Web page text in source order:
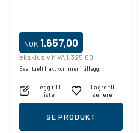
NOK 1.657,00
eksklusiv MVA 1.325,60
Eventuelt frakt kommer i tillegg.
Legg til i
liste
Lagre til
senere
SE PRODUKT